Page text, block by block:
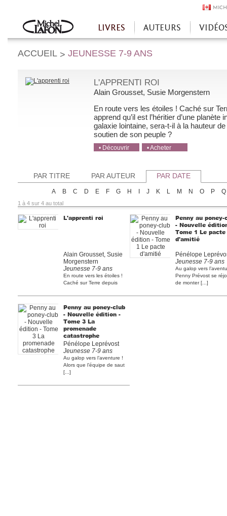
Accueil
LIVRES AUTEURS
ACCUEIL > JEUNESSE 7-9 ANS
L'APPRENTI ROI
Alain Grousset, Susie Morgenstern
En route vers les étoiles ! Caché sur
apprend qu’il est l’héritier d’une
galaxie lointaine, sera-t-il à la hauteur
soutien de son peuple ?
• Découvrir
• Acheter
PAR TITRE PAR AUTEUR PAR DATE
A B C D E F G H J K L M N O P Q
1 à 4 sur 4 au total
L'apprenti roi
Alain Grousset, Susie
Morgenstern
Jeunesse 7-9 ans
En route vers les étoiles !
Caché sur Terre depuis
Penny au poney-
- Nouvelle
Tome 1 Le pacte
d'amitié
Pénélope
Jeunesse 7-9 ans
Au galop vers
Penny Prévost se
de monter [...]
Penny au poney-club
- Nouvelle édition -
Tome 3 La
promenade
catastrophe
Pénélope Leprévost
Jeunesse 7-9 ans
Au galop vers l’aventure !
Alors que l’équipe de saut
[...]